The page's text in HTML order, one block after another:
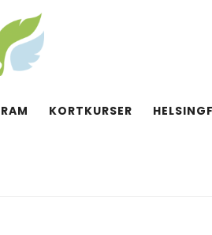
KORTKURSER